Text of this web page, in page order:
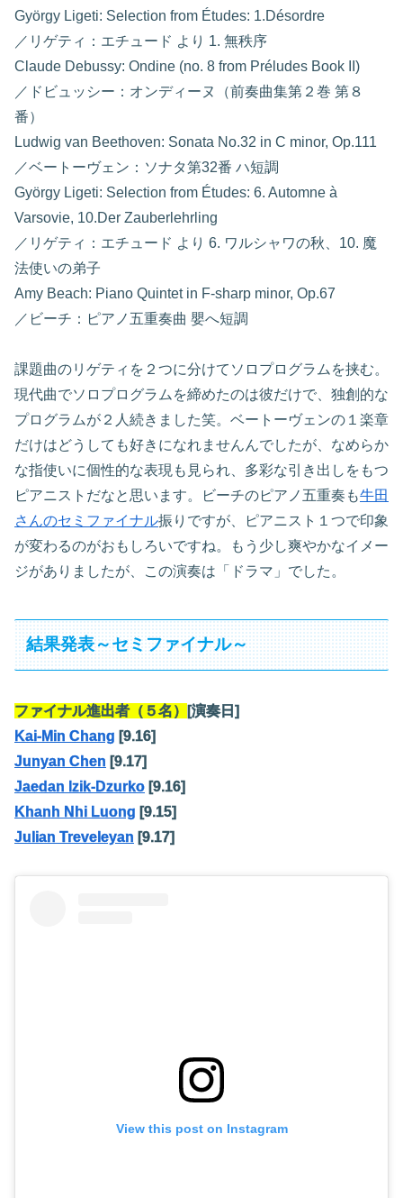
György Ligeti: Selection from Études: 1.Désordre
／リゲティ：エチュード より 1. 無秩序
Claude Debussy: Ondine (no. 8 from Préludes Book II)
／ドビュッシー：オンディーヌ（前奏曲集第２巻 第８
番）
Ludwig van Beethoven: Sonata No.32 in C minor, Op.111
／ベートーヴェン：ソナタ第32番 ハ短調
György Ligeti: Selection from Études: 6. Automne à
Varsovie, 10.Der Zauberlehrling
／リゲティ：エチュード より 6. ワルシャワの秋、10. 魔
法使いの弟子
Amy Beach: Piano Quintet in F-sharp minor, Op.67
／ビーチ：ピアノ五重奏曲 嬰へ短調
課題曲のリゲティを２つに分けてソロプログラムを挟む。
現代曲でソロプログラムを締めたのは彼だけで、独創的な
プログラムが２人続きました笑。ベートーヴェンの１楽章
だけはどうしても好きになれませんんでしたが、なめらか
な指使いに個性的な表現も見られ、多彩な引き出しをもつ
ピアニストだなと思います。ビーチのピアノ五重奏も牛田
さんのセミファイナル振りですが、ピアニスト１つで印象
が変わるのがおもしろいですね。もう少し爽やかなイメー
ジがありましたが、この演奏は「ドラマ」でした。
結果発表～セミファイナル～
ファイナル進出者（５名）
[演奏日]
Kai-Min Chang [9.16]
Junyan Chen [9.17]
Jaedan Izik-Dzurko [9.16]
Khanh Nhi Luong [9.15]
Julian Treveleyan [9.17]
View this post on Instagram